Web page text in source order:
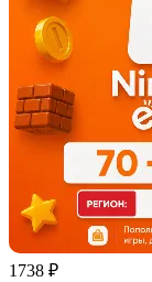
1738 ₽